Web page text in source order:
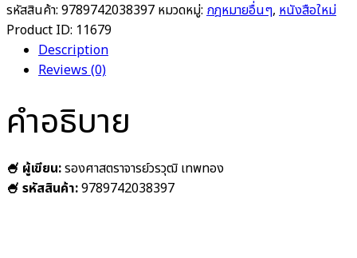
รหัสสินค้า: 9789742038397 หมวดหมู่: กฎหมายอื่นๆ, หนังสือใหม่
Product ID: 11679
Description
Reviews (0)
คำอธิบาย
🍧 ผู้เขียน:รองศาสตราจารย์วรวุฒิ เทพทอง
🍧 รหัสสินค้า:9789742038397